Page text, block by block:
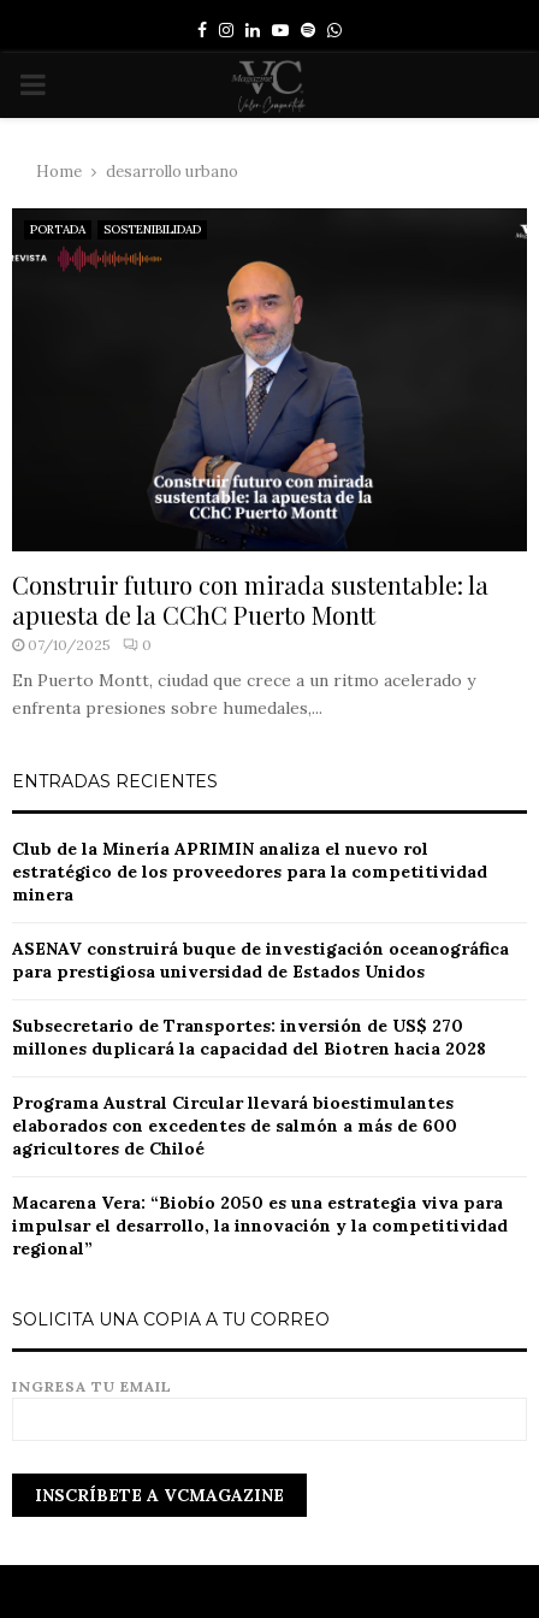
Facebook
Instagram
LinkedinYoutube
SpotifyWhatsapp
PRIMARY
Home desarrollo urbano
PORTADA SOSTENIBILIDAD
Construir futuro con mirada sustentable: la
apuesta de la CChC Puerto Montt
07/10/2025 0
En Puerto Montt, ciudad que crece a un ritmo acelerado y
enfrenta presiones sobre humedales,...
ENTRADAS RECIENTES
Club de la Minería APRIMIN analiza el nuevo rol
estratégico de los proveedores para la competitividad
minera
ASENAV construirá buque de investigación oceanográfica
para prestigiosa universidad de Estados Unidos
Subsecretario de Transportes: inversión de US$ 270
millones duplicará la capacidad del Biotren hacia 2028
Programa Austral Circular llevará bioestimulantes
elaborados con excedentes de salmón a más de 600
agricultores de Chiloé
Macarena Vera: “Biobío 2050 es una estrategia viva para
impulsar el desarrollo, la innovación y la competitividad
regional”
SOLICITA UNA COPIA A TU CORREO
INGRESA TU EMAIL